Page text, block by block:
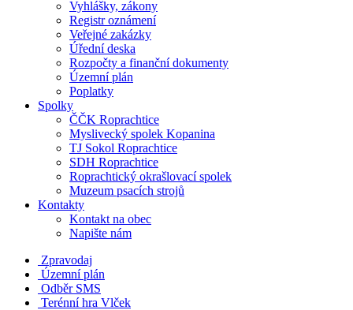
Vyhlášky, zákony
Registr oznámení
Veřejné zakázky
Úřední deska
Rozpočty a finanční dokumenty
Územní plán
Poplatky
Spolky
ČČK Roprachtice
Myslivecký spolek Kopanina
TJ Sokol Roprachtice
SDH Roprachtice
Roprachtický okrašlovací spolek
Muzeum psacích strojů
Kontakty
Kontakt na obec
Napište nám
Zpravodaj
Územní plán
Odběr SMS
Terénní hra Vlček